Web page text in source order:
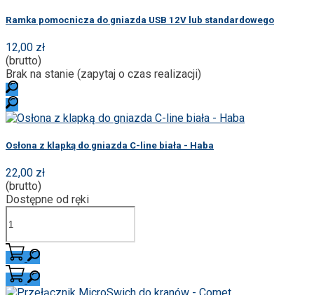
Ramka pomocnicza do gniazda USB 12V lub standardowego
12,00 zł
(brutto)
Brak na stanie (zapytaj o czas realizacji)
Osłona z klapką do gniazda C-line biała - Haba
22,00 zł
(brutto)
Dostępne od ręki